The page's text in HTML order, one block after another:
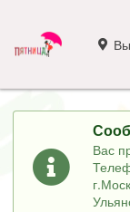
Вас